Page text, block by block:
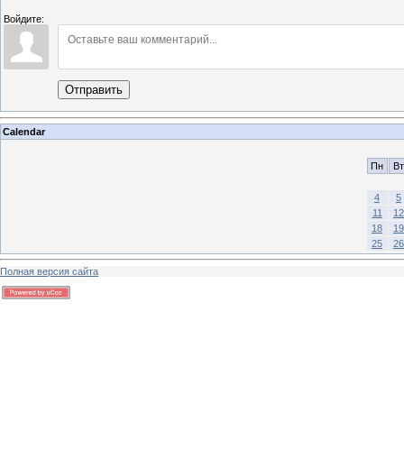
Войдите:
Отправить
Calendar
Пн Вт
4
5
11
12
18
19
25
26
Полная версия сайта